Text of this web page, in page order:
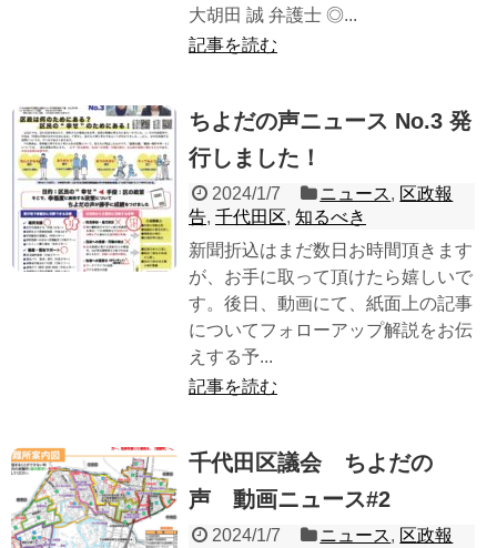
大胡田 誠 弁護士 ◎...
記事を読む
ちよだの声ニュース No.3 発
行しました！
2024/1/7 ニュース, 区政報
告, 千代田区, 知るべき
新聞折込はまだ数日お時間頂きます
が、お手に取って頂けたら嬉しいで
す。後日、動画にて、紙面上の記事
についてフォローアップ解説をお伝
えする予...
記事を読む
千代田区議会 ちよだの
声 動画ニュース#2
2024/1/7 ニュース, 区政報